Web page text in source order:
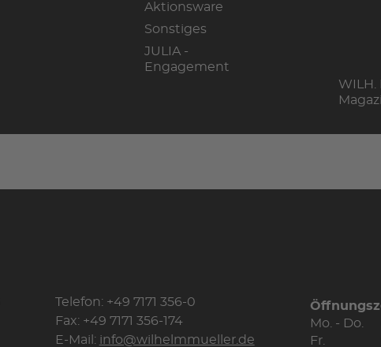
Aktionsware
Sonstiges
JULIA -
Engagement
WILH.
Telefon: +49 7171 356-0
Fax: +49 7171 356-174
E-Mail: info@wilhelmmueller.de
Mo. - Do.
Fr.